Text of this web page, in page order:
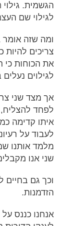
הגשמית.
לגילוי שם
ומה שזה
צריכים
את הכוחות כי
לגילוים נעלים
אך מצד שני
לפחד
איתו קדימה
לעבוד על
מלמד אותנו
שני אנו
וכך גם בחיים
הזדמנות.
אנחנו כננס